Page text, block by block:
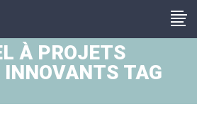
À PROJETS
TAG